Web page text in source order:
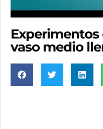
Experimentos
vaso medio